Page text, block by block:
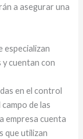
a asegurar una
especializan
y cuentan con
en el control
de las
empresa cuenta
que utilizan